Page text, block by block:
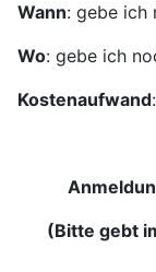
Wann: gebe ich
Wo: gebe ich
Kostenaufwand
(Bitte gebt